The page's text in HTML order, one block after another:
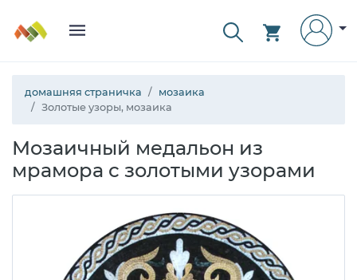
домашняя страничка
мозаика
Золотые узоры, мозаика
Мозаичный медальон из
мрамора с золотыми узорами